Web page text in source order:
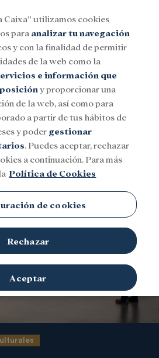
Cultura
Caixa” utilizamos cookies
para analizar tu navegación
y con la finalidad de permitir
de la web como la
e información que
y proporcionar una
de la web, así como para
a partir de tus hábitos de
y poder gestionar
. Puedes aceptar, rechazar
a continuación. Para más
Política de Cookies
de cookies
Rechazar
Aceptar